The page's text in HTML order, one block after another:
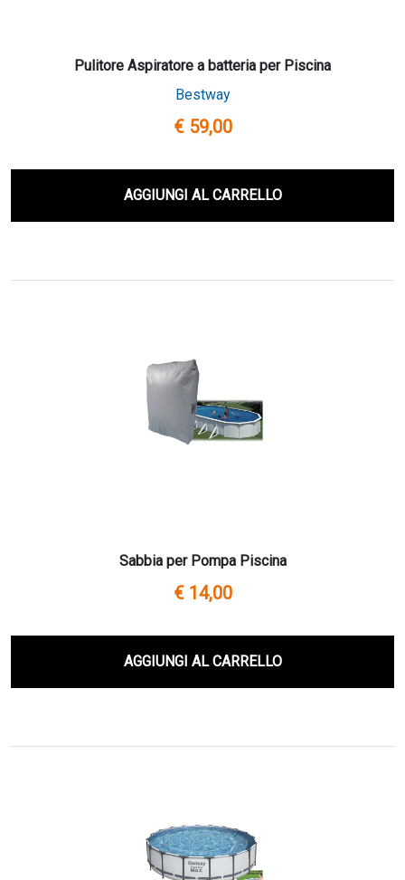
Pulitore Aspiratore a batteria per Piscina
Bestway
€ 59,00
AGGIUNGI AL CARRELLO
Sabbia per Pompa Piscina
€ 14,00
AGGIUNGI AL CARRELLO